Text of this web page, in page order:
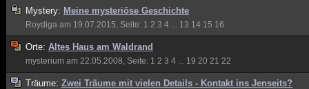
Mystery: Meine mysteriöse Geschichte
Roydiga am 19.07.2015, Seite: 1 2 3 4 13 14 15 16
Orte: Altes Haus am Waldrand
mysterium am 22.05.2008, Seite: 1 2 3 4 19 20 21 22
Träume: Zwei Träume mit vielen Details - Kontakt ins Jenseits?